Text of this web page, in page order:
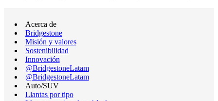
Acerca de
Bridgestone
Misión y valores
Sostenibilidad
Innovación
@BridgestoneLatam
@BridgestoneLatam
Auto/SUV
Llantas por tipo